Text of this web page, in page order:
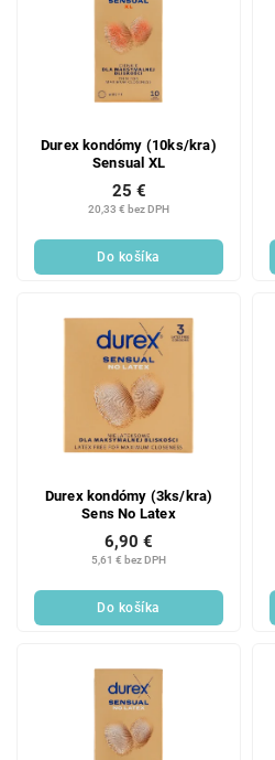
Durex kondómy (10ks/kra)
Sensual XL
20,33 € bez DPH
25 €
Do košíka
Durex kondómy (3ks/kra)
Sens No Latex
5,61 € bez DPH
6,90 €
Do košíka